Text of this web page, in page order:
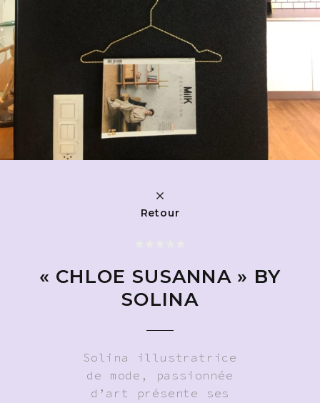
Retour
« CHLOE SUSANNA » BY
SOLINA
Solina illustratrice
de mode, passionnée
d’art présente ses